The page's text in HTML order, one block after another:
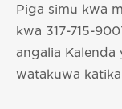
Piga simu kwa
kwa 317-715-
angalia Kalenda
watakuwa